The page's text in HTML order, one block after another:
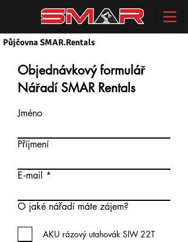
Půjčovna SMAR.Rentals
Objednávkový formulář
Nářadí SMAR Rentals
Jméno
Příjmení
E‑mail
O jaké nářadí máte zájem?
AKU rázový utahovák SIW 22T